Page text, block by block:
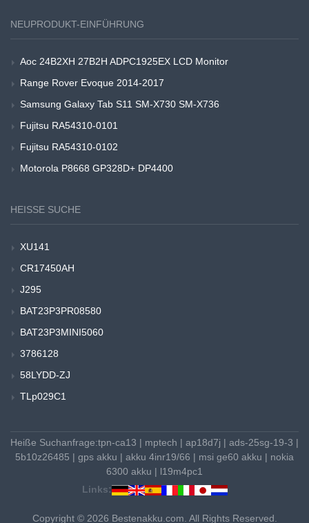
NEUPRODUKT-EINFÜHRUNG
Aoc 24B2XH 27B2H ADPC1925EX LCD Monitor
Range Rover Evoque 2014-2017
Samsung Galaxy Tab S11 SM-X730 SM-X736
Fujitsu RA54310-0101
Fujitsu RA54310-0102
Motorola P8668 GP328D+ DP4400
HEISSE SUCHE
XU141
CR17450AH
J295
BAT23P3PR08580
BAT23P3MINI5060
3786128
58LYDD-ZJ
TLp029C1
Heiße Suchanfrage:tpn-ca13 | mptech | ap18d7j | ads-25sg-19-3 |
5b10z26485 | gps akku | akku 4inr19/66 | msi ge60 akku | nokia
6300 akku | l19m4pc1
Links:
Copyright © 2026 Bestenakku.com. All Rights Reserved.